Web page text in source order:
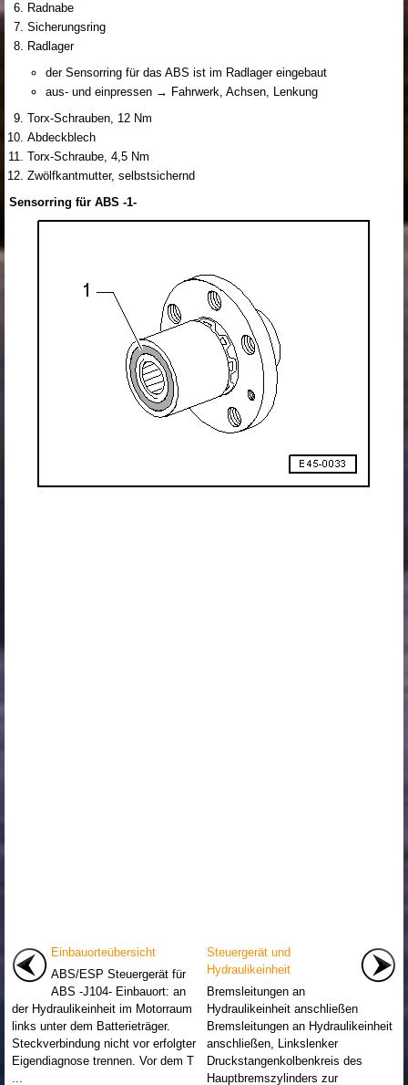
Radnabe
Sicherungsring
Radlager
der Sensorring für das ABS ist im Radlager eingebaut
aus- und einpressen → Fahrwerk, Achsen, Lenkung
Torx-Schrauben, 12 Nm
Abdeckblech
Torx-Schraube, 4,5 Nm
Zwölfkantmutter, selbstsichernd
Sensorring für ABS -1-
Einbauorteübersicht
ABS/ESP Steuergerät für
ABS -J104- Einbauort: an
der Hydraulikeinheit im Motorraum
links unter dem Batterieträger.
Steckverbindung nicht vor erfolgter
Eigendiagnose trennen. Vor dem T
...
Steuergerät und
Hydraulikeinheit
Bremsleitungen an
Hydraulikeinheit anschließen
Bremsleitungen an Hydraulikeinheit
anschließen, Linkslenker
Druckstangenkolbenkreis des
Hauptbremszylinders zur